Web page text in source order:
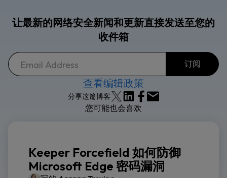
让最新的网络安全新闻和更新直接发送至您的
收件箱
查看编辑政策
分享这篇博客
您可能也会喜欢
Keeper Forcefield 如何防御
Microsoft Edge 密码漏洞